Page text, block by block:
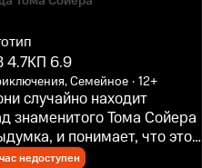
4.7КП 6.9
Семейное 12+
случайно находит
знаменитого Тома Сойера
и понимает, что это
что-то...
недоступен